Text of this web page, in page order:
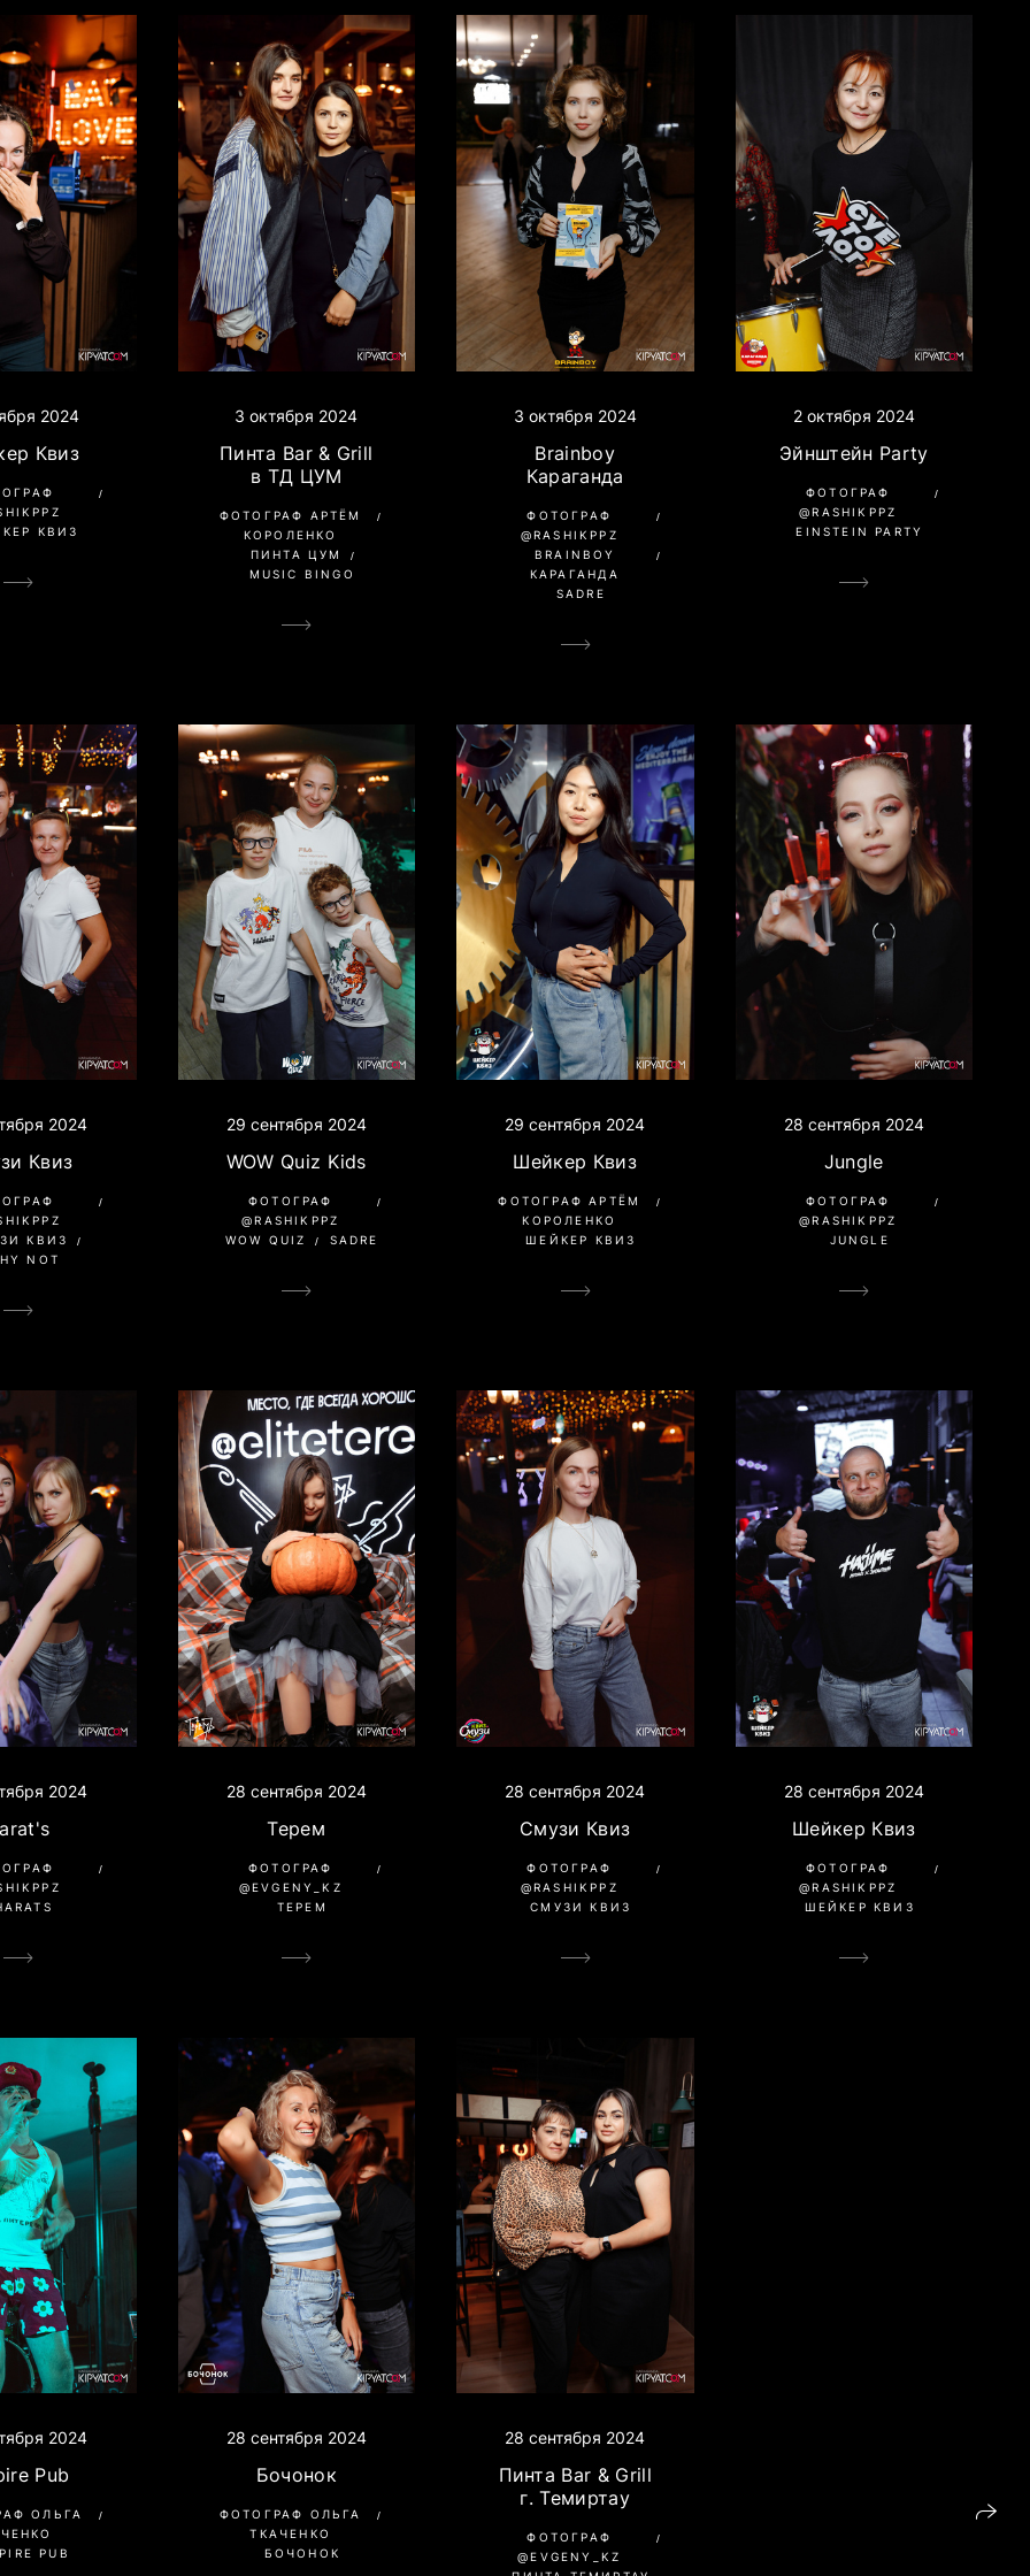
2024
Квиз
КВИЗ
3 октября 2024
Пинта Bar & Grill
в ТД ЦУМ
ФОТОГРАФ АРТЁМ
КОРОЛЕНКО
ПИНТА ЦУМ
MUSIC BINGO
3 октября 2024
Brainboy
Караганда
ФОТОГРАФ
@RASHIKPPZ
BRAINBOY
КАРАГАНДА
SADRE
2 октября 2024
Эйнштейн Party
ФОТОГРАФ
@RASHIKPPZ
EINSTEIN PARTY
2024
Квиз
КВИЗ
NOT
29 сентября 2024
WOW Quiz Kids
ФОТОГРАФ
@RASHIKPPZ
WOW QUIZ
SADRE
29 сентября 2024
Шейкер Квиз
ФОТОГРАФ АРТЁМ
КОРОЛЕНКО
ШЕЙКЕР КВИЗ
28 сентября 2024
Jungle
ФОТОГРАФ
@RASHIKPPZ
JUNGLE
2024 28 сентября 2024
Терем
ФОТОГРАФ
@EVGENY_KZ
ТЕРЕМ
28 сентября 2024
Смузи Квиз
ФОТОГРАФ
@RASHIKPPZ
СМУЗИ КВИЗ
28 сентября 2024
Шейкер Квиз
ФОТОГРАФ
@RASHIKPPZ
ШЕЙКЕР КВИЗ
2024
Pub
ОЛЬГА
PUB
28 сентября 2024
Бочонок
ФОТОГРАФ ОЛЬГА
ТКАЧЕНКО
БОЧОНОК
28 сентября 2024
Пинта Bar & Grill
г. Темиртау
ФОТОГРАФ
@EVGENY_KZ